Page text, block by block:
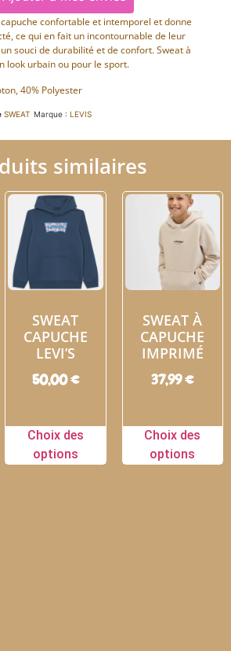
confortable et intemporel et donne
ce qui en fait un incontournable de leur
souci de durabilité et de confort. Sweat à
look urbain ou pour le sport.
40% Polyester
SWEAT Marque : LEVIS
similaires
SWEAT
CAPUCHE
LEVI’S
50,00€
Choix des
options
SWEAT À
CAPUCHE
IMPRIMÉ
37,99€
Choix des
options